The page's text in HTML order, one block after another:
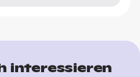
interessieren